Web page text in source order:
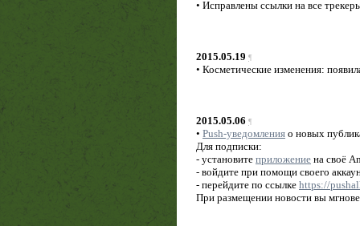
• Исправлены ссылки на все
2015.05.19 ¶
• Косметические изменения:
2015.05.06 ¶
• Push-уведомления о новых
Для подписки:
- установите приложение на своё
- войдите при помощи своего
- перейдите по ссылке https://
При размещении новости вы